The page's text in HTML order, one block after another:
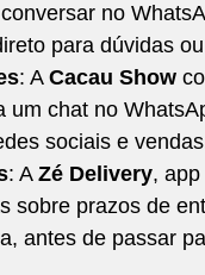
no
para dúvidas
: A Cacau Show
um chat no
sociais e
: A Zé Delivery,
sobre prazos de
antes de passar